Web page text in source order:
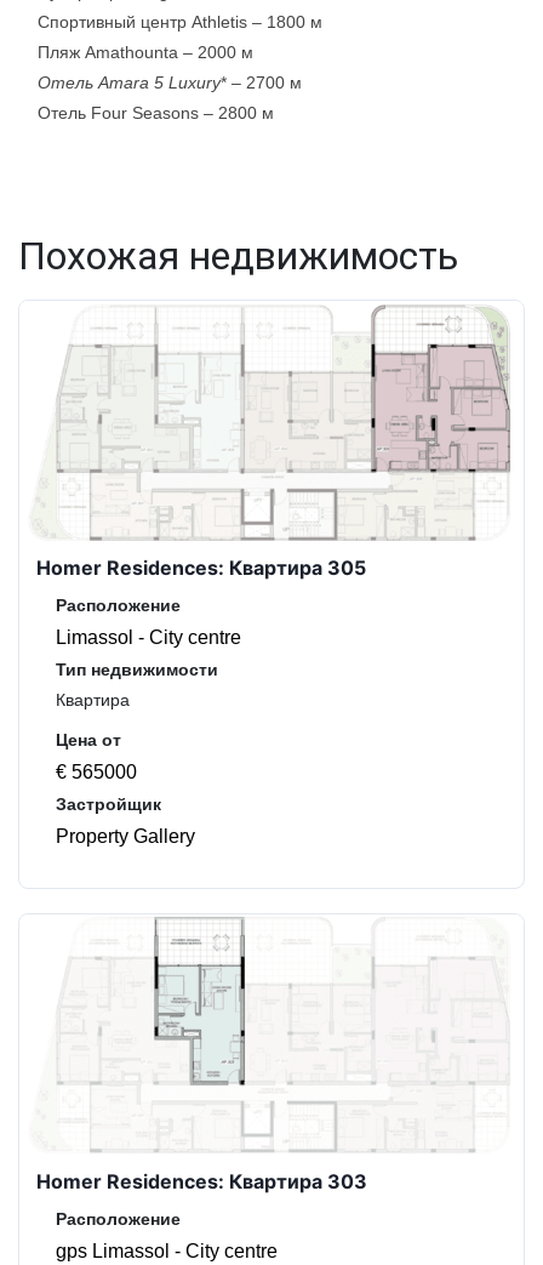
Спортивный центр Athletis – 1800 м
Пляж Amathounta – 2000 м
Отель Amara 5 Luxury* – 2700 м
Отель Four Seasons – 2800 м
Похожая недвижимость
Homer Residences: Квартира 305
Расположение
Limassol - City centre
Тип недвижимости
Квартира
Цена от
€ 565000
Застройщик
Property Gallery
Homer Residences: Квартира 303
Расположение
gps Limassol - City centre